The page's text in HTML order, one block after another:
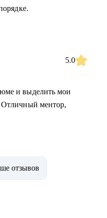
5.0
и выделить мои
ментор,
отзывов